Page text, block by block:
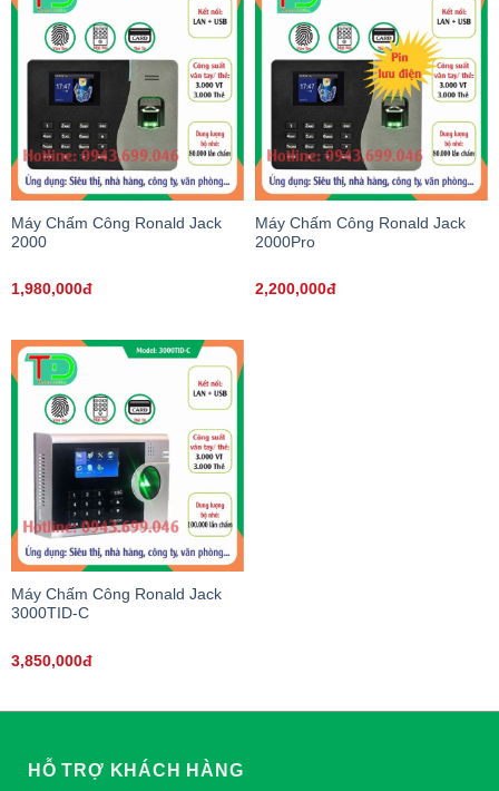
Máy Chấm Công Ronald Jack
2000
1,980,000đ
Máy Chấm Công Ronald Jack
2000Pro
2,200,000đ
Máy Chấm Công Ronald Jack
3000TID-C
3,850,000đ
HỖ TRỢ KHÁCH HÀNG